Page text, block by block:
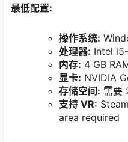
最低配置:
操作系统:
处理器: Intel
内存: 4 GB
显卡: NVIDIA
存储空间: 需要
支持 VR:
area required